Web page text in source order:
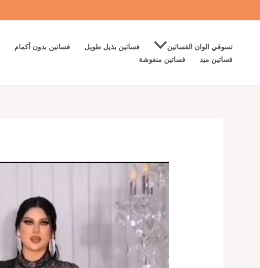
إلى
تسوقي الوان الفساتين فساتين بذيل طويل
فساتين بدون أكمام
فساتين ميد
فساتين منفوشة